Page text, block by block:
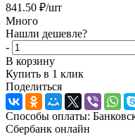
841.50 ₽/шт
Много
Нашли дешевле?
-
В корзину
Купить в 1 клик
Поделиться
Способы оплаты:
Сбербанк онлайн